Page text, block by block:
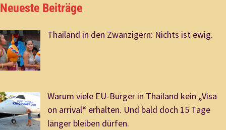
Neueste Beiträge
Thailand in den Zwanzigern: Nichts ist ewig.
Warum viele EU-Bürger in Thailand kein „Visa
on arrival“ erhalten. Und bald doch 15 Tage
länger bleiben dürfen.